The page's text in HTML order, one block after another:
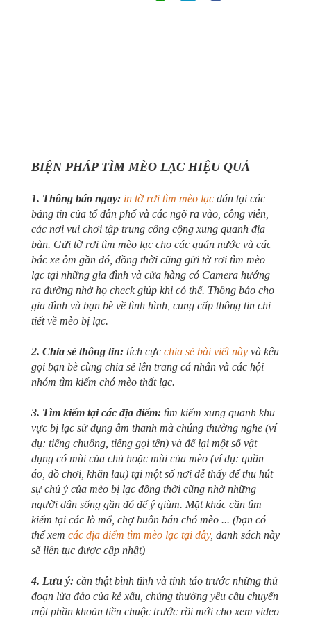
BIỆN PHÁP TÌM MÈO LẠC HIỆU QUẢ
1. Thông báo ngay: in tờ rơi tìm mèo lạc dán tại các
bảng tin của tổ dân phố và các ngõ ra vào, công viên,
các nơi vui chơi tập trung công cộng xung quanh địa
bàn. Gửi tờ rơi tìm mèo lạc cho các quán nước và các
bác xe ôm gần đó, đồng thời cũng gửi tờ rơi tìm mèo
lạc tại những gia đình và cửa hàng có Camera hướng
ra đường nhờ họ check giúp khi có thể. Thông báo cho
gia đình và bạn bè về tình hình, cung cấp thông tin chi
tiết về mèo bị lạc.
2. Chia sẻ thông tin: tích cực chia sẻ bài viết này và kêu
gọi bạn bè cùng chia sẻ lên trang cá nhân và các hội
nhóm tìm kiếm chó mèo thất lạc.
3. Tìm kiếm tại các địa điểm: tìm kiếm xung quanh khu
vực bị lạc sử dụng âm thanh mà chúng thường nghe (ví
dụ: tiếng chuông, tiếng gọi tên) và để lại một số vật
dụng có mùi của chủ hoặc mùi của mèo (ví dụ: quần
áo, đồ chơi, khăn lau) tại một số nơi dễ thấy để thu hút
sự chú ý của mèo bị lạc đồng thời cũng nhờ những
người dân sống gần đó để ý giùm. Mặt khác cần tìm
kiếm tại các lò mổ, chợ buôn bán chó mèo ... (bạn có
thể xem các địa điểm tìm mèo lạc tại đây, danh sách này
sẽ liên tục được cập nhật)
4. Lưu ý: cần thật bình tĩnh và tỉnh táo trước những thủ
đoạn lừa đảo của kẻ xấu, chúng thường yêu cầu chuyển
một phần khoản tiền chuộc trước rồi mới cho xem video